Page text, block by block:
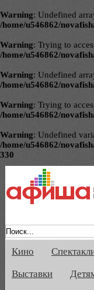
Warning: Undefined
/home/u546862/
Warning: Trying to
/home/u546862/
Warning: Undefined
/home/u546862/
Warning: Trying to
/home/u546862/
Warning: Undefined
/home/u546862/
330
Кино
Выставки